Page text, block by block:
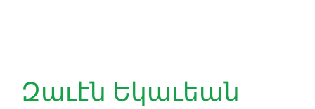
Զաւէն Եկաւեան